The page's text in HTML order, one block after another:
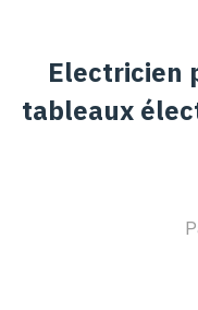
Electricien
tableaux